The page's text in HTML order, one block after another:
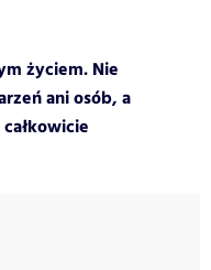
życiem. Nie
ani osób, a